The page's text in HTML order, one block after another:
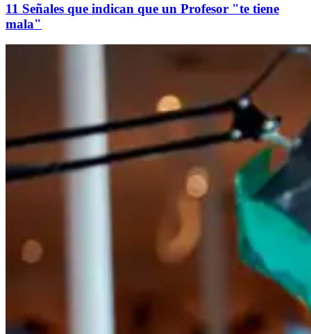
11 Señales que indican que un Profesor "te tiene
mala"